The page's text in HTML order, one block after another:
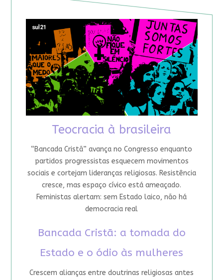
Teocracia à brasileira
“Bancada Cristã” avança no Congresso enquanto
partidos progressistas esquecem movimentos
sociais e cortejam lideranças religiosas. Resistência
cresce, mas espaço cívico está ameaçado.
Feministas alertam: sem Estado laico, não há
democracia real
Bancada Cristã: a tomada do
Estado e o ódio às mulheres
Crescem alianças entre doutrinas religiosas antes